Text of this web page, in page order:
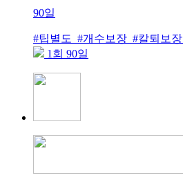
90일
#팁별도 #개수보장 #칼퇴보장
1회 90일